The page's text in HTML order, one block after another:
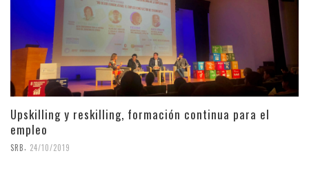
Upskilling y reskilling, formación continua para el
empleo
SRB, 24/10/2019